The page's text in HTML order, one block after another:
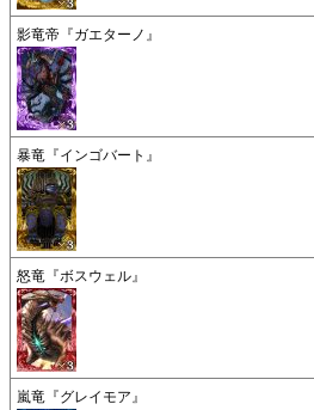
影竜帝『ガエターノ』
暴竜『インゴバート』
怒竜『ボスウェル』
嵐竜『グレイモア』